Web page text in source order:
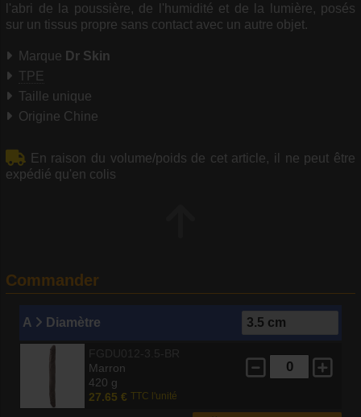
l'abri de la poussière, de l'humidité et de la lumière, posés
sur un tissus propre sans contact avec un autre objet.
Marque Dr Skin
TPE
Taille unique
Origine Chine
En raison du volume/poids de cet article, il ne peut être
expédié qu'en colis
Commander
A Diamètre
Marron
420 g
27.65 € TTC l'unité